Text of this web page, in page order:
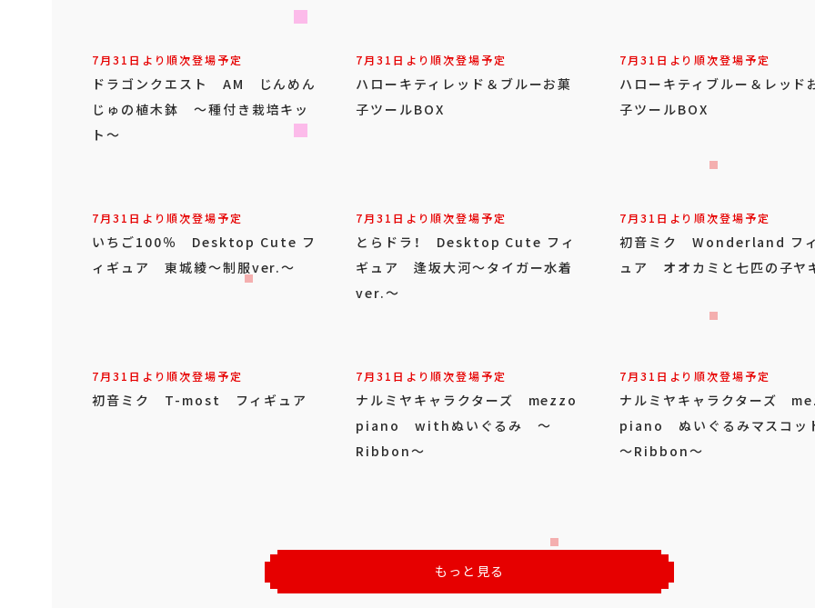
7月31日より順次登場予定
ドラゴンクエスト AM じんめん
じゅの植木鉢 ～種付き栽培キッ
ト～
7月31日より順次登場予定
ハローキティレッド＆ブルーお菓
子ツールBOX
7月31日より順次登場予定
ハローキティブルー＆レッド
子ツールBOX
7月31日より順次登場予定
いちご100％ Desktop Cute フ
ィギュア 東城綾～制服ver.～
7月31日より順次登場予定
とらドラ！ Desktop Cute フィ
ギュア 逢坂大河～タイガー水着
ver.～
7月31日より順次登場予定
初音ミク Wonderland フ
ュア オオカミと七匹の子ヤ
7月31日より順次登場予定
初音ミク T-most フィギュア
7月31日より順次登場予定
ナルミヤキャラクターズ mezzo
piano withぬいぐるみ ～
Ribbon～
7月31日より順次登場予定
ナルミヤキャラクターズ
piano ぬいぐるみマスコ
～Ribbon～
もっと見る